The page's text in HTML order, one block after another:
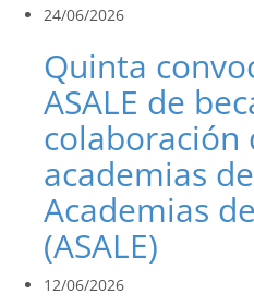
24/06/2026
Quinta
ASALE de
colaboración
academias
Academias
(ASALE)
12/06/2026